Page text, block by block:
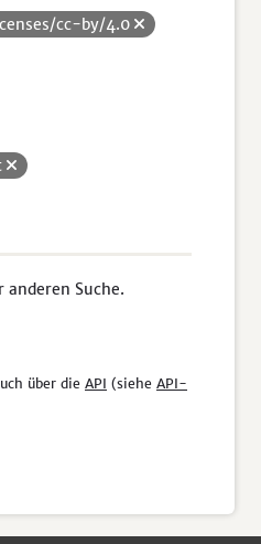
cc-by/4.0
Suche.
über die API (siehe API-